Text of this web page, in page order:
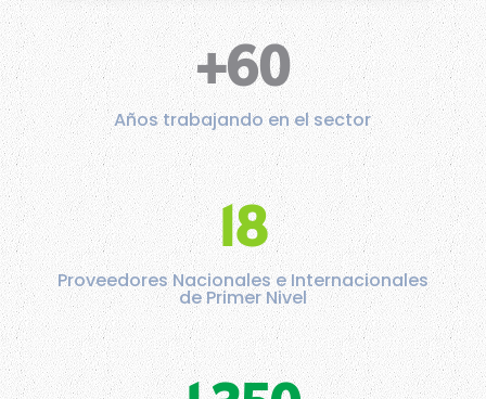
+60
Años trabajando en el sector
18
Proveedores Nacionales e Internacionales
de Primer Nivel